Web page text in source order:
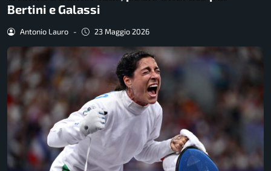
Bertini e Galassi
Antonio Lauro - 23 Maggio 2026